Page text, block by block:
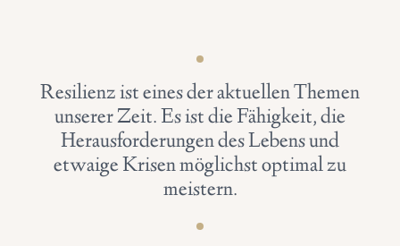
Resilienz ist eines der aktuellen Themen
unserer Zeit. Es ist die Fähigkeit, die
Herausforderungen des Lebens und
etwaige Krisen möglichst optimal zu
meistern.